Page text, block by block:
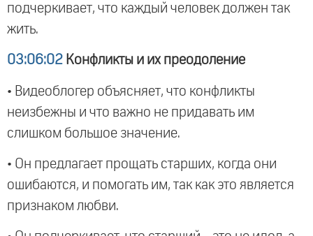
подчеркивает, что каждый человек должен так
жить.
03:06:02 Конфликты и их преодоление
• Видеоблогер объясняет, что конфликты
неизбежны и что важно не придавать им
слишком большое значение.
• Он предлагает прощать старших, когда они
ошибаются, и помогать им, так как это является
признаком любви.